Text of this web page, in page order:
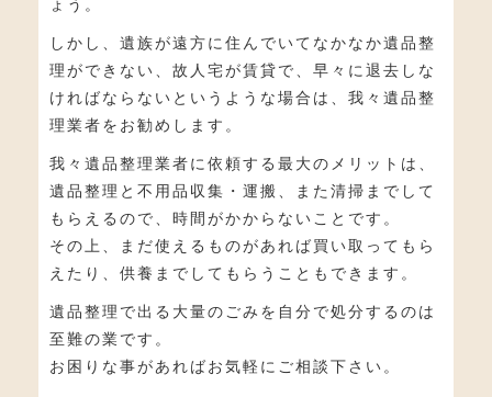
しかし、遺族が遠方に住んでいてなかなか遺品整
理ができない、故人宅が賃貸で、早々に退去しな
ければならないというような場合は、我々遺品整
理業者をお勧めします。
我々遺品整理業者に依頼する最大のメリットは、
遺品整理と不用品収集・運搬、また清掃までして
もらえるので、時間がかからないことです。
その上、まだ使えるものがあれば買い取ってもら
えたり、供養までしてもらうこともできます。
遺品整理で出る大量のごみを自分で処分するのは
至難の業です。
お困りな事があればお気軽にご相談下さい。